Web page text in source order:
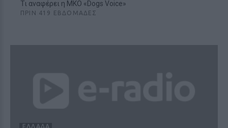
Τι αναφέρει η MKO «Dogs Voice»
ΠΡΙΝ 419 ΕΒΔΟΜΆΔΕΣ
ΕΛΛΆΔΑ